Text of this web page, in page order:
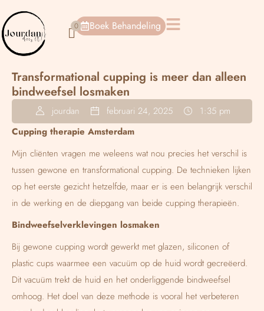
Boek Behandeling
Transformational cupping is meer dan alleen
bindweefsel losmaken
jourdan februari 24, 2025
1:35 pm
Cupping therapie Amsterdam
Mijn cliënten vragen me weleens wat nou precies het verschil is
tussen gewone en transformational cupping. De technieken lijken
op het eerste gezicht hetzelfde, maar er is een belangrijk verschil
in de werking en de diepgang van beide cupping therapieën.
Bindweefselverklevingen losmaken
Bij gewone cupping wordt gewerkt met glazen, siliconen of
plastic cups waarmee een vacuüm op de huid wordt gecreëerd.
Dit vacuüm trekt de huid en het onderliggende bindweefsel
omhoog. Het doel van deze methode is vooral het verbeteren